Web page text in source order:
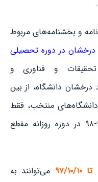
و بخشنامه‌های مربوط
در دوره تحصیلی
و فناوری و
دانشگاه، از بین
منتخب، فقط
برای نیمسال اول سال تحصیلی ۹۹-۹۸ در دوره روزانه مقطع
می‌توانند به